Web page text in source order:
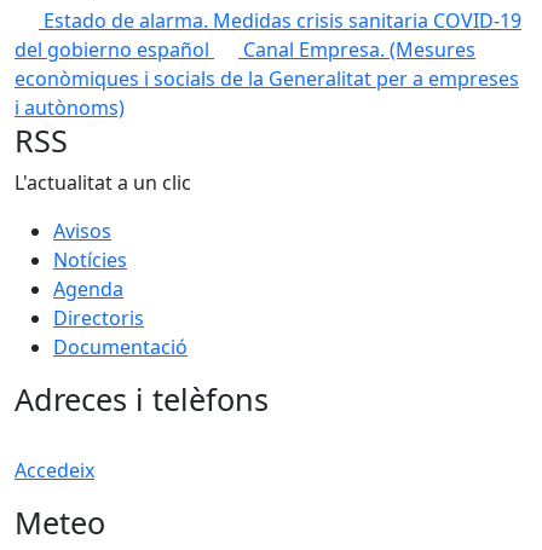
Estado de alarma. Medidas crisis sanitaria COVID-19
del gobierno español
Canal Empresa. (Mesures
econòmiques i socials de la Generalitat per a empreses
i autònoms)
RSS
L'actualitat a un clic
Avisos
Notícies
Agenda
Directoris
Documentació
Adreces i telèfons
Accedeix
Meteo